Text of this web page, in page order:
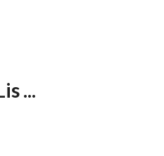
...